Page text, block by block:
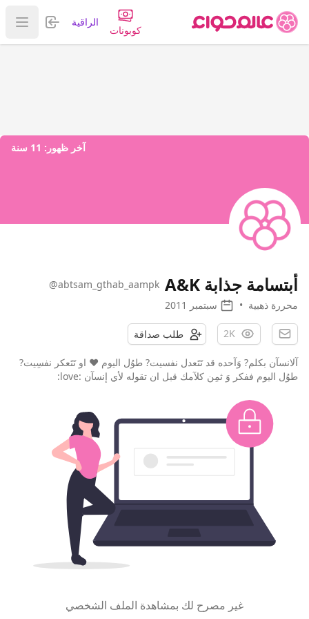
كوبونات
الراقية تسجيل
عرض
آخر ظهور: 11 سنة
أبتسامة جذابة A&K
@abtsam_gthab_aampk
محررة ذهبية • سبتمبر 2011
2K طلب صداقة
آلانسآن بكلم? وَآحده قد تَتَعدل نفسيت? طوُل اليوم ♥ او تَتَعكر نفسِيت?
طوُل اليوم ففكر وَ ثمِن كلآمك قبل ان تقوله لأي إنسآن :love:
غير مصرح لك بمشاهدة الملف الشخصي